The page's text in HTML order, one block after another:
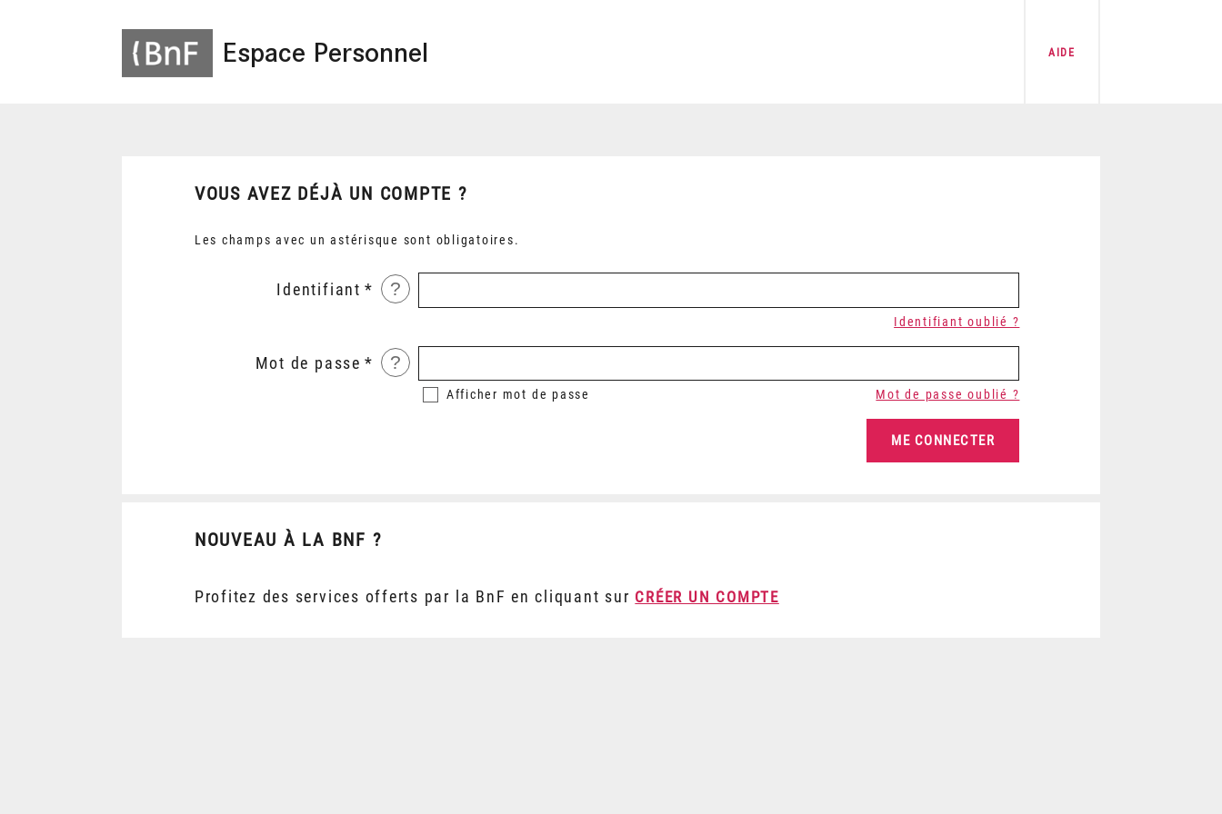
Espace Personnel AIDE
VOUS AVEZ DÉJÀ UN COMPTE ?
Les champs avec un astérisque sont obligatoires.
Identifiant ?
Identifiant oublié ?
Mot de passe ?
Afficher mot de passe Mot de passe oublié ?
NOUVEAU À LA BNF ?
Profitez des services offerts par la BnF en cliquant sur CRÉER UN COMPTE